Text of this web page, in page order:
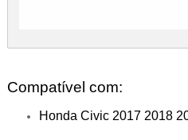
Compatível com:
Honda Civic 2017 2018